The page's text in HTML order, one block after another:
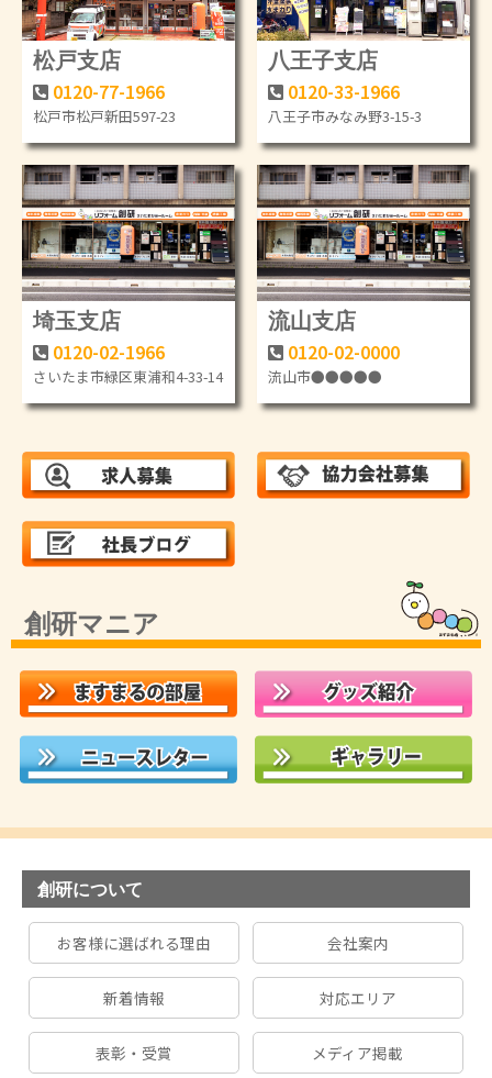
松戸支店
0120-77-1966
松戸市松戸新田597-23
八王子支店
0120-33-1966
八王子市みなみ野3-15-3
埼玉支店
0120-02-1966
さいたま市緑区東浦和4-33-14
流山支店
0120-02-0000
流山市●●●●●
創研マニア
創研について
お客様に選ばれる理由 会社案内
新着情報 対応エリア
表彰・受賞 メディア掲載